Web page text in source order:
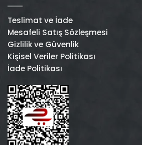
Teslimat ve İade
Mesafeli Satış Sözleşmesi
Gizlilik ve Güvenlik
Kişisel Veriler Politikası
İade Politikası